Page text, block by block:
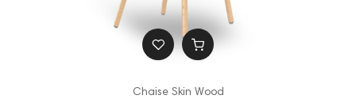
Chaise Skin Wood